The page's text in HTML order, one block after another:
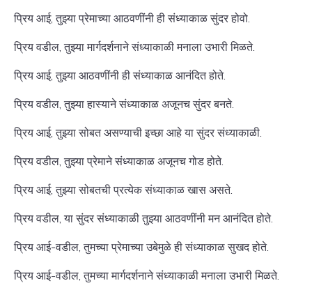
प्रिय आई, तुझ्या प्रेमाच्या आठवणींनी ही संध्याकाळ सुंदर होवो.
प्रिय वडील, तुझ्या मार्गदर्शनाने संध्याकाळी मनाला उभारी मिळते.
प्रिय आई, तुझ्या आठवणींनी ही संध्याकाळ आनंदित होते.
प्रिय वडील, तुझ्या हास्याने संध्याकाळ अजूनच सुंदर बनते.
प्रिय आई, तुझ्या सोबत असण्याची इच्छा आहे या सुंदर संध्याकाळी.
प्रिय वडील, तुझ्या प्रेमाने संध्याकाळ अजूनच गोड होते.
प्रिय आई, तुझ्या सोबतची प्रत्येक संध्याकाळ खास असते.
प्रिय वडील, या सुंदर संध्याकाळी तुझ्या आठवणींनी मन आनंदित होते.
प्रिय आई-वडील, तुमच्या प्रेमाच्या उबेमुळे ही संध्याकाळ सुखद होते.
प्रिय आई-वडील, तुमच्या मार्गदर्शनाने संध्याकाळी मनाला उभारी मिळते.